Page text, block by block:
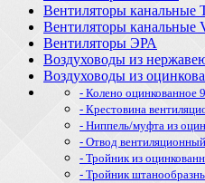
Вентиляторы канальные
Вентиляторы канальные
Вентиляторы ЭРА
Воздуховоды из
Воздуховоды из
- Колено оцинкованное
- Крестовина
- Ниппель/муфта из
- Отвод
- Тройник из
- Тройник